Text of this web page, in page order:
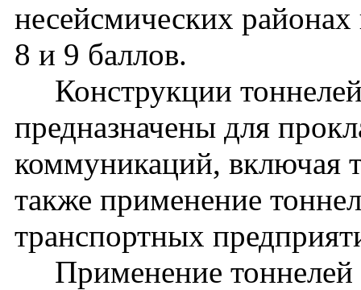
несейсмических
8 и 9 баллов.
Конструкции тоннелей
предназначены для
коммуникаций, включая
также применение
транспортных
Применение тоннелей